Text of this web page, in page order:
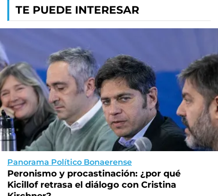
TE PUEDE INTERESAR
Panorama Político Bonaerense
Peronismo y procastinación: ¿por qué
Kicillof retrasa el diálogo con Cristina